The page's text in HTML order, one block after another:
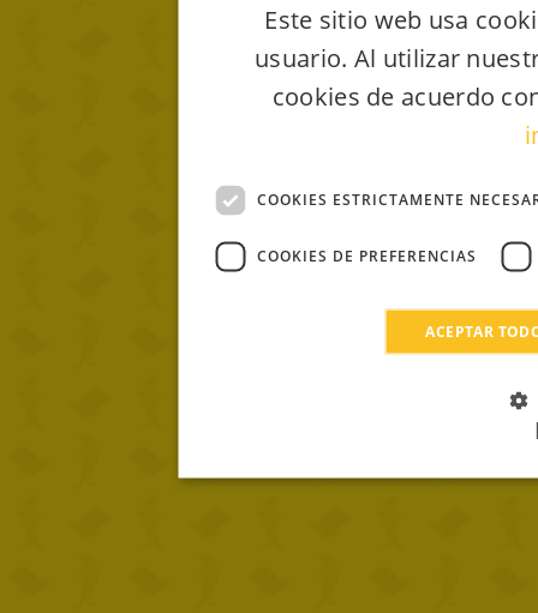
Este sitio web usa
usuario. Al utilizar
cookies de acuerdo
COOKIES ESTRICTAMENTE
COOKIES DE PREFERENCIAS
ACEPTAR